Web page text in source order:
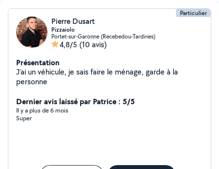
Particulier
Pierre Dusart
Pizzaiolo
Portet-sur-Garonne (Recebedou-Tardines)
4,8/5 (10 avis)
Présentation
J'ai un véhicule, je sais faire le ménage, garde à la
personne
Dernier avis laissé par Patrice : 5/5
Il y a plus de 6 mois
Super